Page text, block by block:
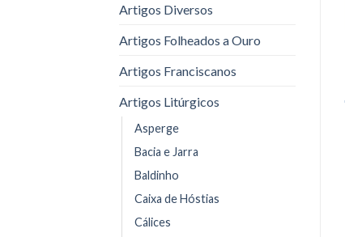
Artigos Diversos
Artigos Folheados a Ouro
Artigos Franciscanos
Artigos Litúrgicos
Asperge
Bacia e Jarra
Baldinho
Caixa de Hóstias
Cálices